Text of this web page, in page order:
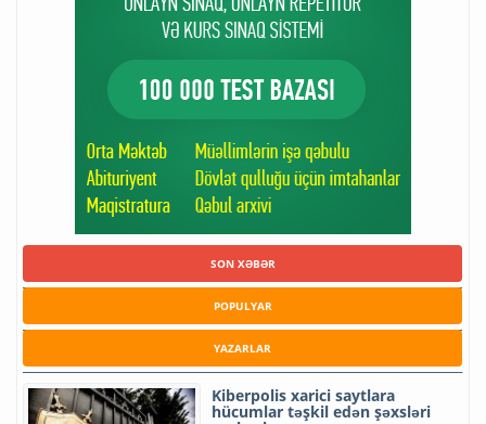
SON XƏBƏR
POPULYAR
YAZARLAR
Kiberpolis xarici saytlara
hücumlar təşkil edən şəxsləri